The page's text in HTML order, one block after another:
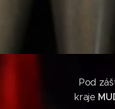
Pod záštitou
kraje